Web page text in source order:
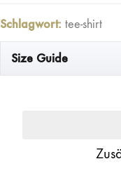
Offwhite
Schlagwort: tee-shirt
Size Guide